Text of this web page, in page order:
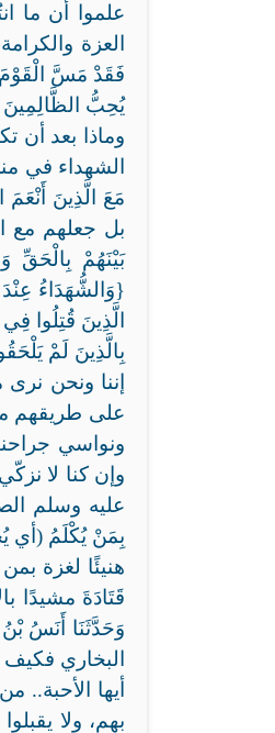
علموا أن ما
العزة
فَقَدْ مَسَّ الْقَوْمَ
يُحِبُّ الظَّالِمِينَ *
وماذا بعد أن
الشهداء في
بل جعلهم مع
الَّذِينَ قُتِلُوا
بِالَّذِينَ لَمْ
إننا ونحن
على طريقهم
ونواسي
وإن كنا لا
عليه وسلم
بِمَنْ يُكْلَمُ (أي
هنيئًا لغزة
قَتَادَةَ مشيدًا
وَحَدَّثَنَا أَنَسُ
البخاري
أيها
بهم، ولا